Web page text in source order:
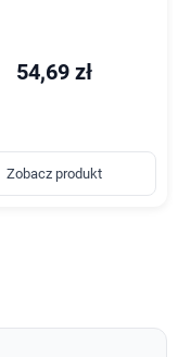
54,69 zł
Zobacz produkt